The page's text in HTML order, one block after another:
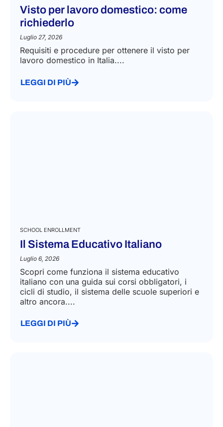
Visto per lavoro domestico: come
richiederlo
Luglio 27, 2026
Requisiti e procedure per ottenere il visto per
lavoro domestico in Italia....
LEGGI DI PIÙ
SCHOOL ENROLLMENT
Il Sistema Educativo Italiano
Luglio 6, 2026
Scopri come funziona il sistema educativo
italiano con una guida sui corsi obbligatori, i
cicli di studio, il sistema delle scuole superiori e
altro ancora....
LEGGI DI PIÙ